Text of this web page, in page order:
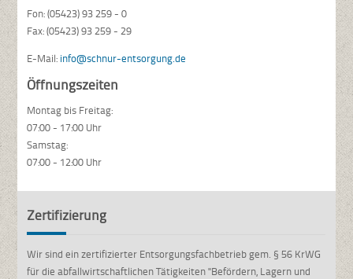
Fon: (05423) 93 259 - 0
Fax: (05423) 93 259 - 29
E-Mail: info@schnur-entsorgung.de
Öffnungszeiten
Montag bis Freitag:
07:00 - 17:00 Uhr
Samstag:
07:00 - 12:00 Uhr
Zertifizierung
Wir sind ein zertifizierter Entsorgungsfachbetrieb gem. § 56 KrWG
für die abfallwirtschaftlichen Tätigkeiten "Befördern, Lagern und